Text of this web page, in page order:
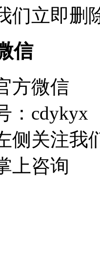
们立即删
信
方微信
：cdykyx
侧关注我
上咨询